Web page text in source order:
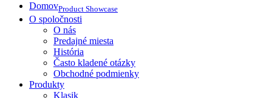
DomovProduct Showcase
O spoločnosti
O nás
Predajné miesta
História
Často kladené otázky
Obchodné podmienky
Produkty
Klasik